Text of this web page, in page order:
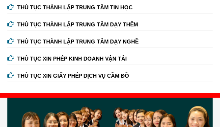
THỦ TỤC THÀNH LẬP TRUNG TÂM TIN HỌC
THỦ TỤC THÀNH LẬP TRUNG TÂM DẠY THÊM
THỦ TỤC THÀNH LẬP TRUNG TÂM DẠY NGHỀ
THỦ TỤC XIN PHÉP KINH DOANH VẬN TẢI
THỦ TỤC XIN GIẤY PHÉP DỊCH VỤ CẦM ĐỒ